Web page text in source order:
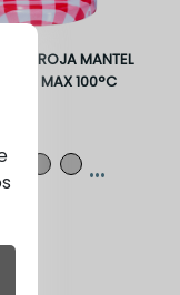
ROJA MANTEL
MAX 100°C
...